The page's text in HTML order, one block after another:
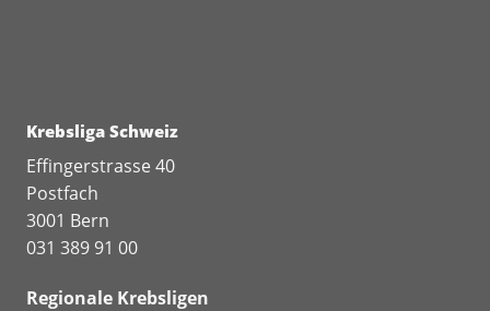
Krebsliga Schweiz
Effingerstrasse 40
Postfach
3001 Bern
031 389 91 00
Regionale Krebsligen